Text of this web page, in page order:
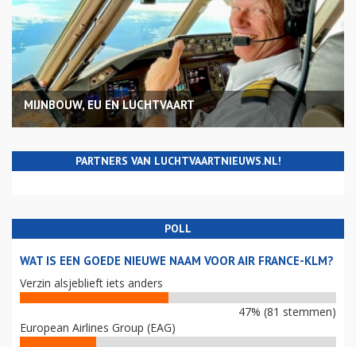
MIJNBOUW, EU EN LUCHTVAART
PARTNERS VAN LUCHTVAARTNIEUWS.NL!
POLL
WAT IS EEN GOEDE NIEUWE NAAM VOOR AIR FRANCE-KLM?
Verzin alsjeblieft iets anders
47% (81 stemmen)
European Airlines Group (EAG)